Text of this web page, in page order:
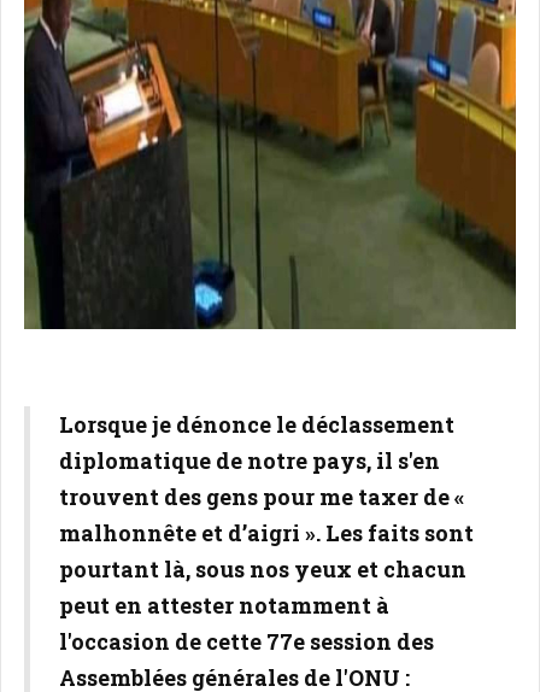
Lorsque je dénonce le déclassement
diplomatique de notre pays, il s'en
trouvent des gens pour me taxer de «
malhonnête et d’aigri ». Les faits sont
pourtant là, sous nos yeux et chacun
peut en attester notamment à
l'occasion de cette 77e session des
Assemblées générales de l'ONU :